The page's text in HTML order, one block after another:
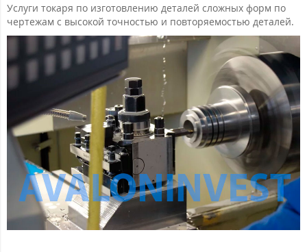
Услуги токаря по изготовлению деталей сложных форм по
чертежам с высокой точностью и повторяемостью деталей.